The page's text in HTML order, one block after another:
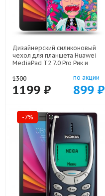
Дизайнерский силиконовый
чехол для планшета Huawei
MediaPad T2 7.0 Pro Рик и
22316
1300
1199 ₽
по акции
899 ₽
-7%